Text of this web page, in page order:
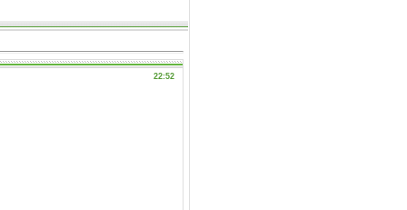
22:52